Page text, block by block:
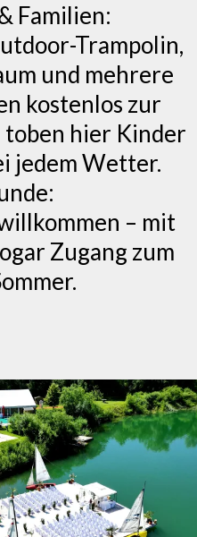
Familien:
Trampolin,
und mehrere
kostenlos zur
hier Kinder
jedem Wetter.
– mit
Zugang zum